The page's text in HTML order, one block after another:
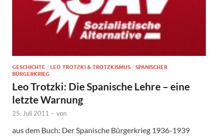
GESCHICHTE / LEO TROTZKI & TROTZKISMUS / SPANISCHER
BÜRGERKRIEG
Leo Trotzki: Die Spanische Lehre – eine
letzte Warnung
25. Juli 2011 - von
aus dem Buch: Der Spanische Bürgerkrieg 1936-1939